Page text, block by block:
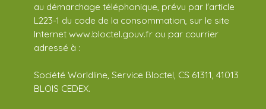
au démarchage téléphonique, prévu par l'article
L223-1 du code de la consommation, sur le site
Internet www.bloctel.gouv.fr ou par courrier
adressé à :
Société Worldline, Service Bloctel, CS 61311, 41013
BLOIS CEDEX.